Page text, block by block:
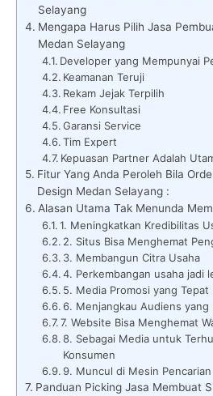
Selayang
Mengapa Harus Pilih Jasa
Medan Selayang
Developer yang Mempunyai
Keamanan Teruji
Rekam Jejak Terpilih
Free Konsultasi
Garansi Service
Tim Expert
Kepuasan Partner Adalah
Fitur Yang Anda Peroleh Bila
Design Medan Selayang :
Alasan Utama Tak Menunda
1. Meningkatkan Kredibilitas
2. Situs Bisa Menghemat
3. Membangun Citra Usaha
4. Perkembangan usaha jadi
5. Media Promosi yang Tepat
6. Menjangkau Audiens yang
7. Website Bisa Menghemat
8. Sebagai Media untuk
Konsumen
9. Muncul di Mesin Pencarian
Panduan Picking Jasa Membuat